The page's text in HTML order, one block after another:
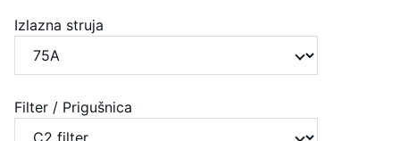
Izlazna struja
Filter / Prigušnica